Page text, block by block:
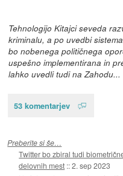
Tehnologijo Kitajci seveda
kriminalu, a po uvedbi
bo nobenega političnega
uspešno implementirana in
lahko uvedli tudi na Zahodu...
53 komentarjev
Preberite si še…
Twitter bo zbiral tudi
delovnih mest ::2. sep 2023